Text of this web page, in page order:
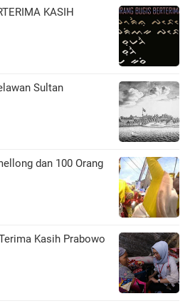
KASIH
Sultan
dan 100 Orang
Kasih Prabowo